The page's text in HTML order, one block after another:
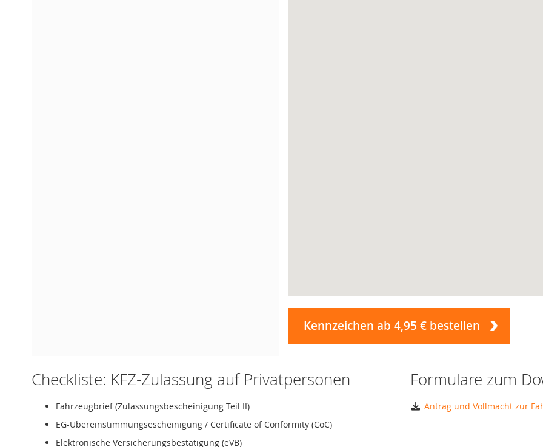
Kennzeichen ab 4,95 € bestellen
Checkliste: KFZ-Zulassung auf Privatpersonen
Fahrzeugbrief (Zulassungsbescheinigung Teil II)
EG-Übereinstimmungsescheinigung / Certificate of Conformity (CoC)
Elektronische Versicherungsbestätigung (eVB)
Formulare zum
Antrag und Vollmacht zur